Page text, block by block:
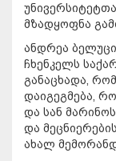
მზადყოფნა
ანდრეა
ჩხენკელს
განაცხადა,
დაიგეგმება,
და სან
და
ახალ